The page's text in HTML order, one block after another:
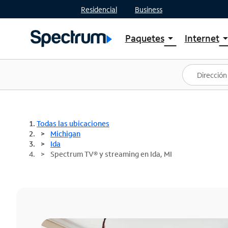
Residencial Business
Paquetesarrow_drop_down
Ver paquetes
Spectrum One
Mejores ofertas
Internetarrow_drop_down
Planes
Todas las ubicaciones
Michigan
Ida
Spectrum TV® y streaming en Ida, MI